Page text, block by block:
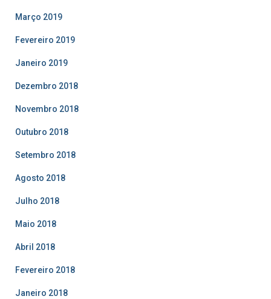
Março 2019
Fevereiro 2019
Janeiro 2019
Dezembro 2018
Novembro 2018
Outubro 2018
Setembro 2018
Agosto 2018
Julho 2018
Maio 2018
Abril 2018
Fevereiro 2018
Janeiro 2018